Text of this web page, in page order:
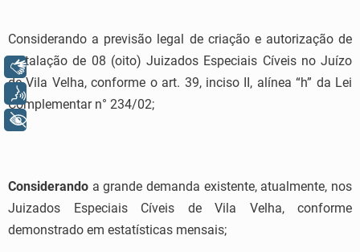
Considerando a previsão legal de criação e autorização de
instalação de 08 (oito) Juizados Especiais Cíveis no Juízo
de Vila Velha, conforme o art. 39, inciso II, alínea “h” da Lei
Complementar n° 234/02;
Considerando a grande demanda existente, atualmente, nos
Juizados Especiais Cíveis de Vila Velha, conforme
demonstrado em estatísticas mensais;
Libras